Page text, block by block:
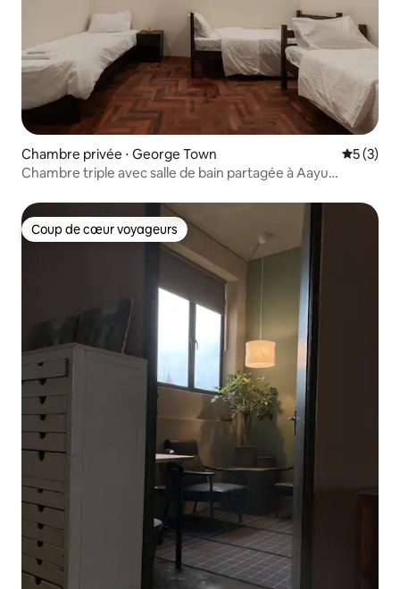
Chambre privée ⋅ George Town
5 (3)
Chambre triple avec salle de bain partagée à Aayu
Coup de cœur voyageurs
Coup de cœur voyageurs